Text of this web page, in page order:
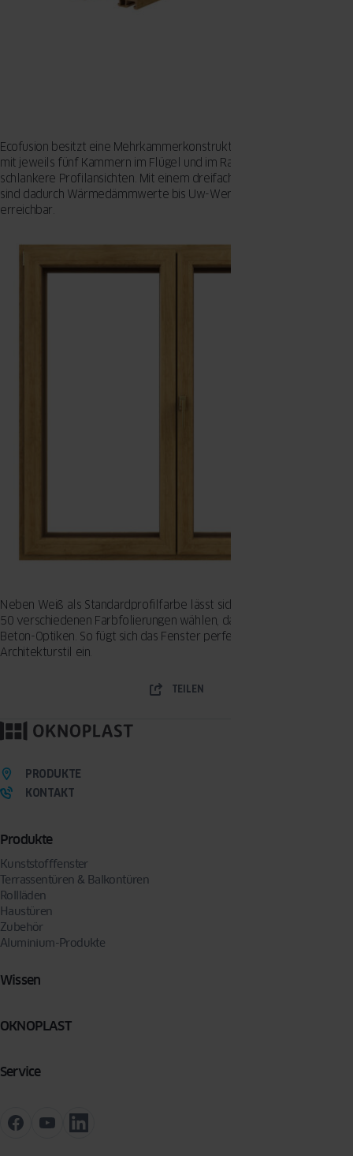
Ecofusion besitzt eine Mehrkammerkonstruktion in RAL-Güteklasse A
mit jeweils fünf Kammern im Flügel und im Rahmen sowie 10 mm
schlankere Profilansichten. Mit einem dreifachverglasten Isolierglas
sind dadurch Wärmedämmwerte bis Uw-Wert =0,78 W/m²K
erreichbar.
Neben Weiß als Standardprofilfarbe lässt sich für Ecofusion aus über
50 verschiedenen Farbfolierungen wählen, darunter auch Holz- und
Beton-Optiken. So fügt sich das Fenster perfekt in jeden
Architekturstil ein.
TEILEN
Produkte
Kunststofffenster
Terrassentüren & Balkontüren
Rollläden
Haustüren
Zubehör
Aluminium-Produkte
Wissen
OKNOPLAST
Service
PRODUKTE
KONTAKT